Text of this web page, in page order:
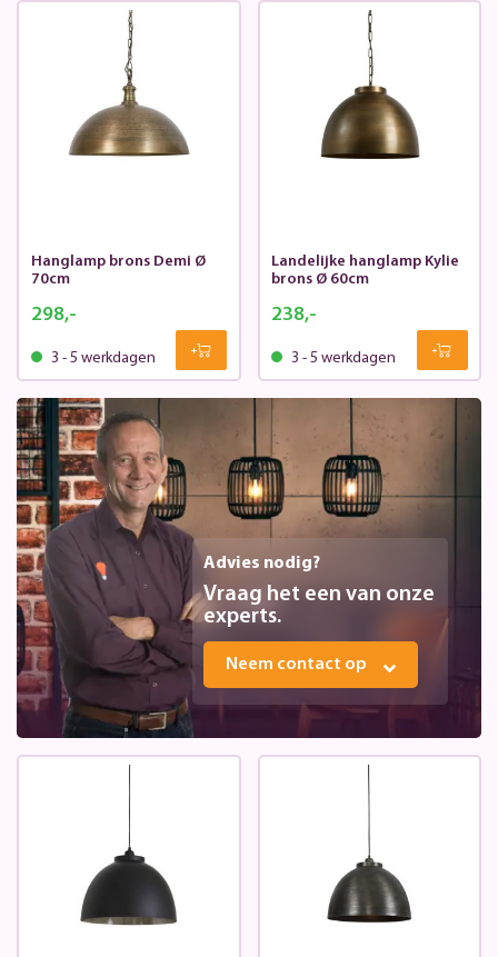
Hanglamp brons Demi Ø
70cm
298,-
3 - 5 werkdagen
Landelijke hanglamp Kylie
brons Ø 60cm
238,-
3 - 5 werkdagen
Advies nodig?
Vraag het een van onze
experts.
Neem contact op